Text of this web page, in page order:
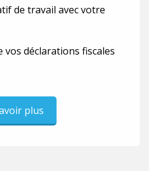
de travail avec votre
vos déclarations fiscales
plus